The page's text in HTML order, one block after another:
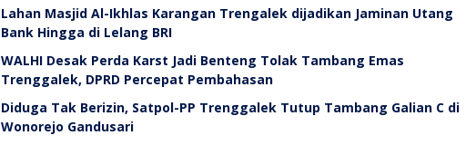
Lahan Masjid Al-Ikhlas Karangan Trengalek dijadikan Jaminan Utang
Bank Hingga di Lelang BRI
WALHI Desak Perda Karst Jadi Benteng Tolak Tambang Emas
Trenggalek, DPRD Percepat Pembahasan
Diduga Tak Berizin, Satpol-PP Trenggalek Tutup Tambang Galian C di
Wonorejo Gandusari